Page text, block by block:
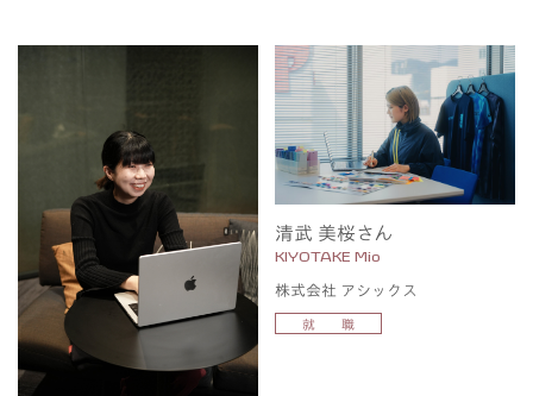
清武 美桜さん
KIYOTAKE Mio
株式会社 アシックス
就 職